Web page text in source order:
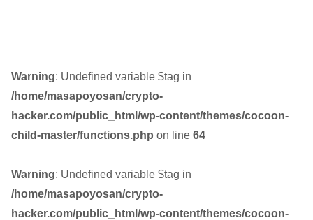
Warning: Undefined variable $tag in
/home/masapoyosan/crypto-
hacker.com/public_html/wp-content/themes/cocoon-
child-master/functions.php on line 64
Warning: Undefined variable $tag in
/home/masapoyosan/crypto-
hacker.com/public_html/wp-content/themes/cocoon-